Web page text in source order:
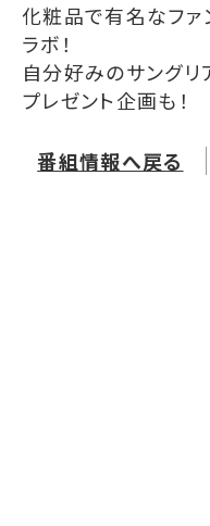
化粧品で有名なファ
ラボ！
自分好みのサングリ
プレゼント企画も！
番組情報へ戻る